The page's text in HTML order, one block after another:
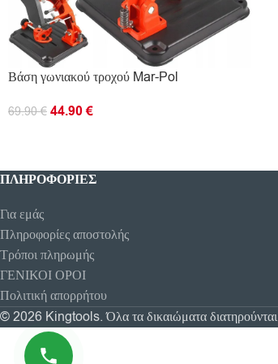
Βάση γωνιακού τροχού Mar-Pol
69.90€ 44.90€
ΠΛΗΡΟΦΟΡΊΕΣ
Για εμάς
Πληροφορίες αποστολής
Τρόποι πληρωμής
ΓΕΝΙΚΟΙ ΟΡΟΙ
Πολιτική απορρήτου
© 2026 Kingtools. Όλα τα δικαιώματα διατηρούνται